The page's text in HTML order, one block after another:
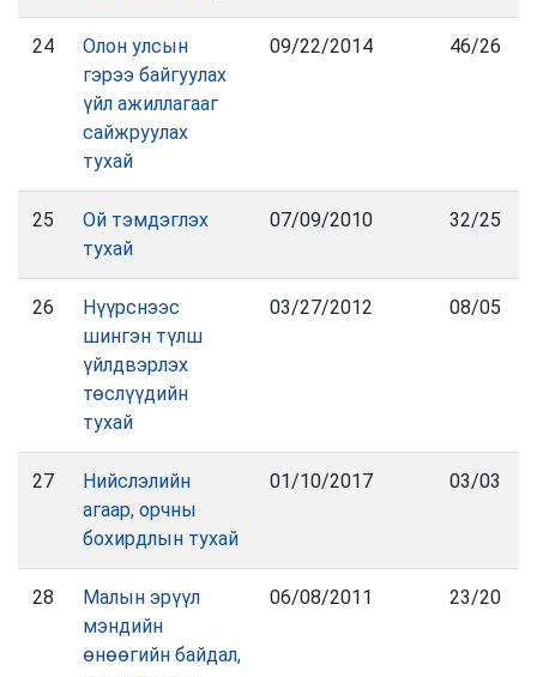
24
Олон улсын
гэрээ байгуулах
үйл ажиллагааг
сайжруулах
тухай
09/22/2014 46/26
25
Ой тэмдэглэх
тухай
07/09/2010 32/25
26
Нүүрснээс
шингэн түлш
үйлдвэрлэх
төслүүдийн
тухай
03/27/2012 08/05
27
Нийслэлийн
агаар, орчны
бохирдлын тухай
01/10/2017 03/03
28
Малын эрүүл
мэндийн
өнөөгийн байдал,
06/08/2011 23/20